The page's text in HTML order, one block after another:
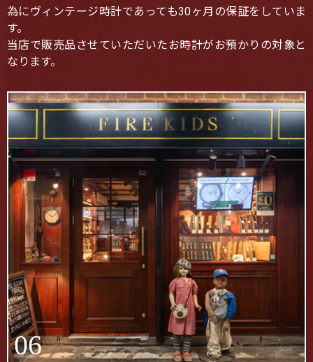
為にヴィンテージ時計であっても30ヶ月の保証をしていま
す。
当店で販売品させていただいたお時計がお預かりの対象と
なります。
06